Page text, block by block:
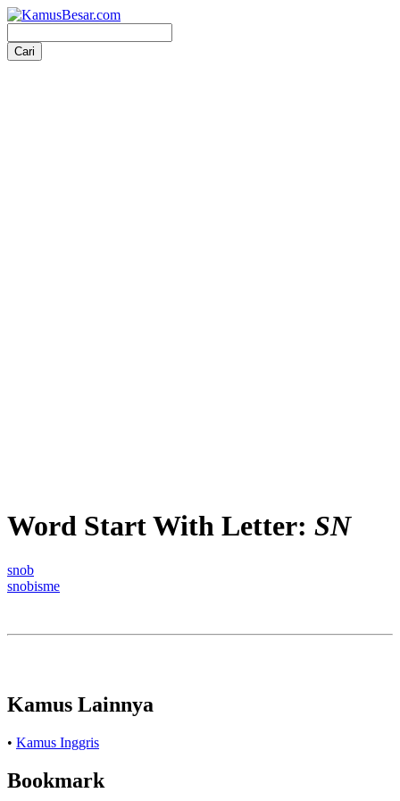
Word Start With Letter: SN
snob
snobisme
Kamus Lainnya
• Kamus Inggris
Bookmark